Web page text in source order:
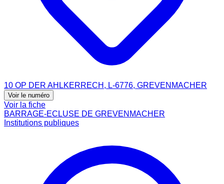
10 OP DER AHLKERRECH, L-6776, GREVENMACHER
Voir le numéro
Voir la fiche
BARRAGE-ECLUSE DE GREVENMACHER
Institutions publiques